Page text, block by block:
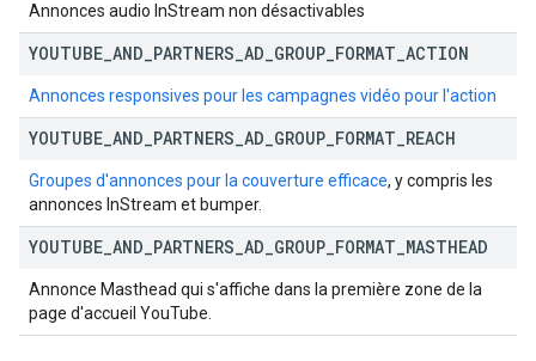
Annonces audio InStream non désactivables
YOUTUBE AND PARTNERS AD GROUP FORMAT ACTION
Annonces responsives pour les campagnes vidéo pour l'action
YOUTUBE AND PARTNERS AD GROUP FORMAT REACH
Groupes d'annonces pour la couverture efficace, y compris les
annonces InStream et bumper.
YOUTUBE AND PARTNERS AD GROUP FORMAT MASTHEAD
Annonce Masthead qui s'affiche dans la première zone de la
page d'accueil YouTube.